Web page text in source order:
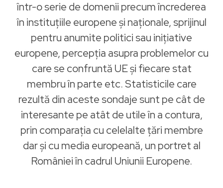
într-o serie de domenii precum încrederea
în instituțiile europene şi naționale, sprijinul
pentru anumite politici sau inițiative
europene, percepția asupra problemelor cu
care se confruntă UE şi fiecare stat
membru în parte etc. Statisticile care
rezultă din aceste sondaje sunt pe cât de
interesante pe atât de utile în a contura,
prin comparația cu celelalte ţări membre
dar şi cu media europeană, un portret al
României în cadrul Uniunii Europene.